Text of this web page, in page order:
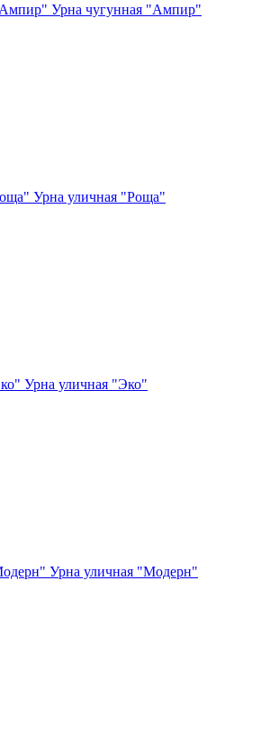
Урна чугунная "Ампир"
Урна уличная "Роща"
Урна уличная "Эко"
Урна уличная "Модерн"